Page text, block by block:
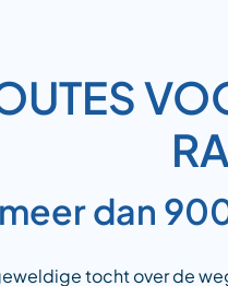
dan
tocht over de